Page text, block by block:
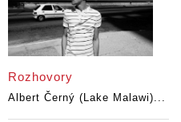
Rozhovory
Albert Černý (Lake Malawi)...